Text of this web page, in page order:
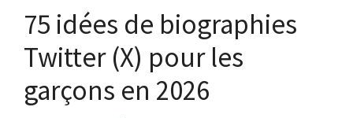
75 idées de biographies
Twitter (X) pour les
garçons en 2026